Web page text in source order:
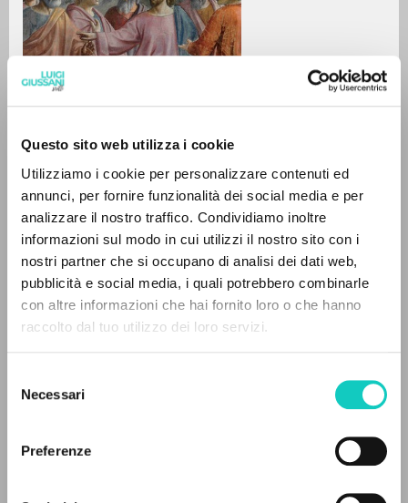
Questo sito web utilizza i cookie
Utilizziamo i cookie per personalizzare contenuti ed
annunci, per fornire funzionalità dei social media e per
analizzare il nostro traffico. Condividiamo inoltre
informazioni sul modo in cui utilizzi il nostro sito con i
nostri partner che si occupano di analisi dei dati web,
pubblicità e social media, i quali potrebbero combinarle
con altre informazioni che hai fornito loro o che hanno
raccolto dal tuo utilizzo dei loro servizi.
delNecessari
Preferenze
Alberto StefanoAuthor
Câmpan VictoriaTranslator
Giussani LuigiAuthor
Prades López Javier MariaAuthor
2019
0RESULTS FOUND
MORE RESULTS